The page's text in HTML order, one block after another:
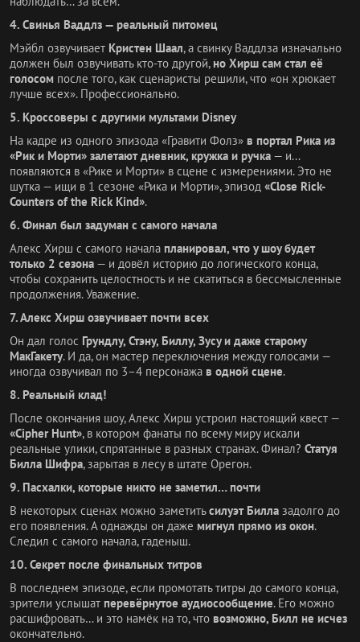
4. Свинья Ваддлз — реальный питомец
Мэйбл озвучивает Кристен Шаал, а свинку Ваддлза изначально
должен был озвучивать кто-то другой, но Хирш сам стал её
голосом после того, как сценаристы решили, что «он хрюкает
лучше всех». Профессионально.
5. Кроссоверы с другими мультами Disney
На кадре из одного эпизода «Гравити Фолз» в портал Рика из
«Рик и Морти» залетают дневник, кружка и ручка — и...
появляются в «Рике и Морти» в сцене с измерениями. Это не
шутка — ищи в 1 сезоне «Рика и Морти», эпизод «Close Rick-
Counters of the Rick Kind».
6. Финал был задуман с самого начала
Алекс Хирш с самого начала планировал, что у шоу будет
только 2 сезона — и довёл историю до логического конца,
чтобы сохранить целостность и не скатиться в бессмысленные
продолжения. Уважение.
7. Алекс Хирш озвучивает почти всех
Он дал голос Грундлу, Стэну, Биллу, Зусу и даже старому
МакГакету. И да, он мастер переключения между голосами —
иногда озвучивал по 3–4 персонажа в одной сцене.
8. Реальный клад!
После окончания шоу, Алекс Хирш устроил настоящий квест —
«Cipher Hunt», в котором фанаты по всему миру искали
реальные улики, спрятанные в разных странах. Финал? Статуя
Билла Шифра, зарытая в лесу в штате Орегон.
9. Пасхалки, которые никто не заметил… почти
В некоторых сценах можно заметитьсилуэт Билла задолго до
его появления. А однажды он даже мигнул прямо из окон.
Следил с самого начала, гаденыш.
10. Секрет после финальных титров
В последнем эпизоде, если промотать титры до самого конца,
зрители услышат перевёрнутое аудиосообщение. Его можно
расшифровать… и это намёк на то, что возможно, Билл не исчез
окончательно.